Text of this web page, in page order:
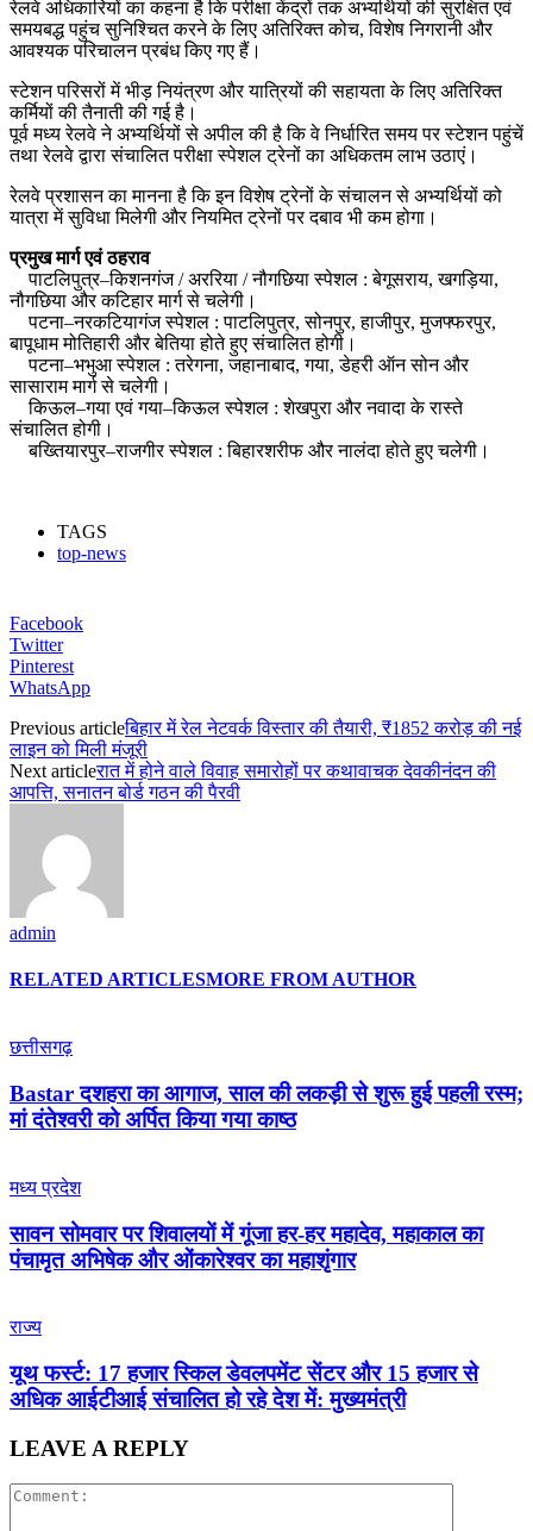
रेलवे अधिकारियों का कहना है कि परीक्षा केंद्रों तक अभ्यर्थियों की सुरक्षित एवं
समयबद्ध पहुंच सुनिश्चित करने के लिए अतिरिक्त कोच, विशेष निगरानी और
आवश्यक परिचालन प्रबंध किए गए हैं।
स्टेशन परिसरों में भीड़ नियंत्रण और यात्रियों की सहायता के लिए अतिरिक्त
कर्मियों की तैनाती की गई है।
पूर्व मध्य रेलवे ने अभ्यर्थियों से अपील की है कि वे निर्धारित समय पर स्टेशन पहुंचें
तथा रेलवे द्वारा संचालित परीक्षा स्पेशल ट्रेनों का अधिकतम लाभ उठाएं।
रेलवे प्रशासन का मानना है कि इन विशेष ट्रेनों के संचालन से अभ्यर्थियों को
यात्रा में सुविधा मिलेगी और नियमित ट्रेनों पर दबाव भी कम होगा।
प्रमुख मार्ग एवं ठहराव
पाटलिपुत्र–किशनगंज / अररिया / नौगछिया स्पेशल : बेगूसराय, खगड़िया,
नौगछिया और कटिहार मार्ग से चलेगी।
पटना–नरकटियागंज स्पेशल : पाटलिपुत्र, सोनपुर, हाजीपुर, मुजफ्फरपुर,
बापूधाम मोतिहारी और बेतिया होते हुए संचालित होगी।
पटना–भभुआ स्पेशल : तरेगना, जहानाबाद, गया, डेहरी ऑन सोन और
सासाराम मार्ग से चलेगी।
किऊल–गया एवं गया–किऊल स्पेशल : शेखपुरा और नवादा के रास्ते
संचालित होगी।
बख्तियारपुर–राजगीर स्पेशल : बिहारशरीफ और नालंदा होते हुए चलेगी।
TAGS
top-news
Facebook
Twitter
Pinterest
WhatsApp
Previous articleबिहार में रेल नेटवर्क विस्तार की तैयारी, ₹1852 करोड़ की नई
लाइन को मिली मंजूरी
Next articleरात में होने वाले विवाह समारोहों पर कथावाचक देवकीनंदन की
आपत्ति, सनातन बोर्ड गठन की पैरवी
admin
RELATED ARTICLESMORE FROM AUTHOR
छत्तीसगढ़
Bastar दशहरा का आगाज, साल की लकड़ी से शुरू हुई पहली रस्म;
मां दंतेश्वरी को अर्पित किया गया काष्ठ
मध्य प्रदेश
सावन सोमवार पर शिवालयों में गूंजा हर-हर महादेव, महाकाल का
पंचामृत अभिषेक और ओंकारेश्वर का महाशृंगार
राज्य
यूथ फर्स्ट: 17 हजार स्किल डेवलपमेंट सेंटर और 15 हजार से
अधिक आईटीआई संचालित हो रहे देश में: मुख्यमंत्री
LEAVE A REPLY